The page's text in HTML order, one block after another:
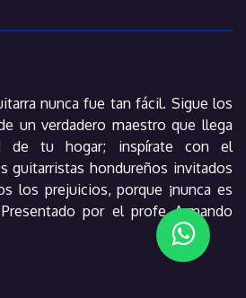
nunca fue tan fácil. Sigue los
un verdadero maestro que llega
de tu hogar; inspírate con el
guitarristas hondureños invitados
los prejuicios, porque ¡nunca es
por el profe Armando